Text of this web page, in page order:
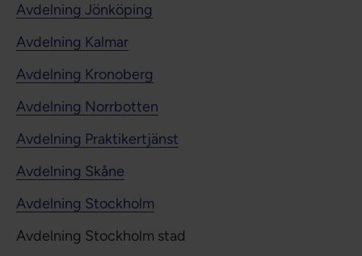
Avdelning Jönköping
Avdelning Kalmar
Avdelning Kronoberg
Avdelning Norrbotten
Avdelning Praktikertjänst
Avdelning Skåne
Avdelning Stockholm
Avdelning Stockholm stad